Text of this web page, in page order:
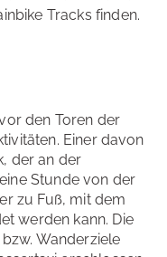
Tracks finden.
den Toren der
Einer davon
der an der
Stunde von der
zu Fuß, mit dem
werden kann. Die
Wanderziele